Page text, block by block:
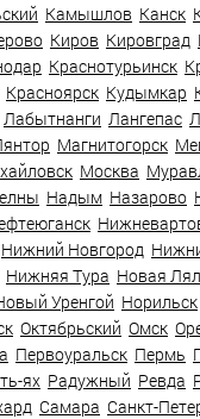
Камышлов Канск
Киров Кировград
Краснотурьинск
Красноярск Кудымкар
Лабытнанги Лангепас
Магнитогорск
Москва
Надым Назарово
Нижний Новгород
Нижняя Тура Новая
Уренгой Норильск
Октябрьский Омск
Первоуральск Пермь
ях Радужный Ревда
Самара Санкт-